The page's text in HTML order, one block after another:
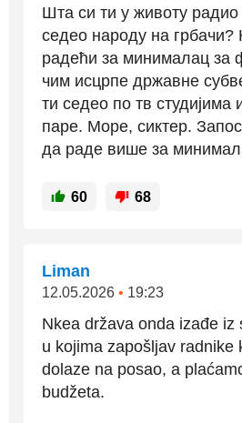
Шта си ти у животу
седео народу на
радећи за минималац за
чим исцрпе државне
ти седео по тв студијима
паре. Море, сиктер.
да раде више за
60 68
Liman
12.05.2026 • 19:23
Nkea država onda izađe iz
u kojima zapošljav radnike
dolaze na posao, a
budžeta.